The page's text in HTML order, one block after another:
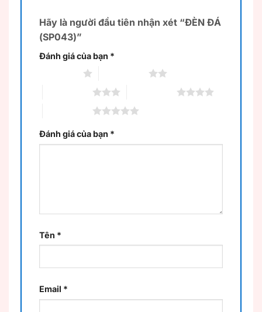
Hãy là người đầu tiên nhận xét “ĐÈN ĐÁ
(SP043)”
Đánh giá của bạn *
Đánh giá của bạn *
Tên *
Email *